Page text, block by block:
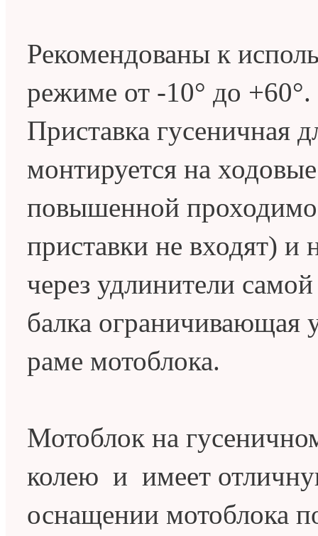
Рекомендованы к
режиме от -10° до +60°.
Приставка гусеничная
монтируется на
повышенной
приставки не входят) и
через удлинители
балка ограничивающая
раме мотоблока.
Мотоблок на
колею и имеет
оснащении мотоблока